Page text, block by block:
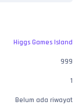
Higgs Games Island
999
1
Belum ada riwayat